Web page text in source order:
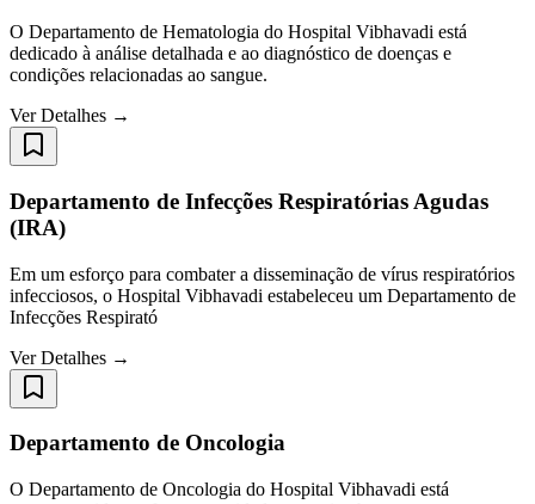
O Departamento de Hematologia do Hospital Vibhavadi está
dedicado à análise detalhada e ao diagnóstico de doenças e
condições relacionadas ao sangue.
Ver Detalhes →
Departamento de Infecções Respiratórias Agudas
(IRA)
Em um esforço para combater a disseminação de vírus respiratórios
infecciosos, o Hospital Vibhavadi estabeleceu um Departamento de
Infecções Respirató
Ver Detalhes →
Departamento de Oncologia
O Departamento de Oncologia do Hospital Vibhavadi está